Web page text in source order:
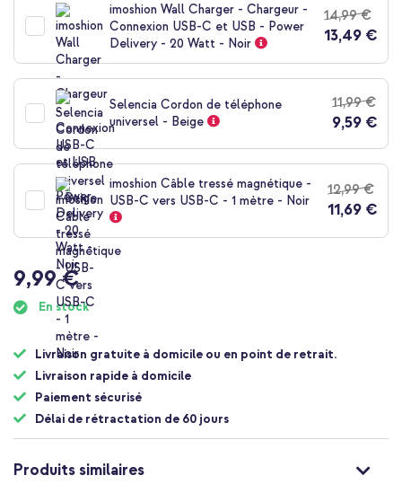
de
imoshion Wall Charger - Chargeur -
Connexion USB-C et USB - Power
Delivery - 20 Watt - Noir
14,99 €
13,49 €
Selencia Cordon de téléphone
universel - Beige
11,99 €
9,59 €
imoshion Câble tressé magnétique -
USB-C vers USB-C - 1 mètre - Noir
12,99 €
11,69 €
9,99 €
En stock
Livraison gratuite à domicile ou en point de retrait.
Livraison rapide à domicile
Paiement sécurisé
Délai de rétractation de 60 jours
Produits similaires